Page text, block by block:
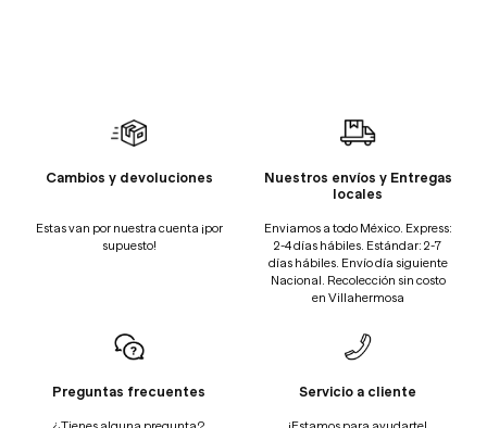
Cambios y devoluciones
Estas van por nuestra cuenta ¡por
supuesto!
Nuestros envíos y Entregas
locales
Enviamos a todo México. Express:
2-4 días hábiles. Estándar: 2-7
días hábiles. Envío día siguiente
Nacional. Recolección sin costo
en Villahermosa
Preguntas frecuentes Servicio a cliente